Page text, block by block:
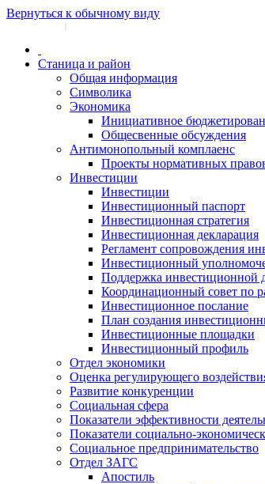
Вернуться к обычному виду
|
Станица и район
Общая информация
Символика
Экономика
Инициативное
Общесвенные обсуждения
Антимонопольный комплаенс
Проекты нормативных
Инвестиции
Инвестиции
Инвестиционный паспорт
Инвестиционная стратегия
Инвестиционная декларация
Регламент сопровождения
Инвестиционный
Поддержка инвестиционной
Координационный совет по
Инвестиционное послание
План создания
Инвестиционные площадки
Инвестиционный профиль
Отдел экономики
Оценка регулирующего
Развитие конкуренции
Социальная сфера
Показатели эффективности
Показатели социально-
Социальное предпринимательство
Отдел ЗАГС
Апостиль